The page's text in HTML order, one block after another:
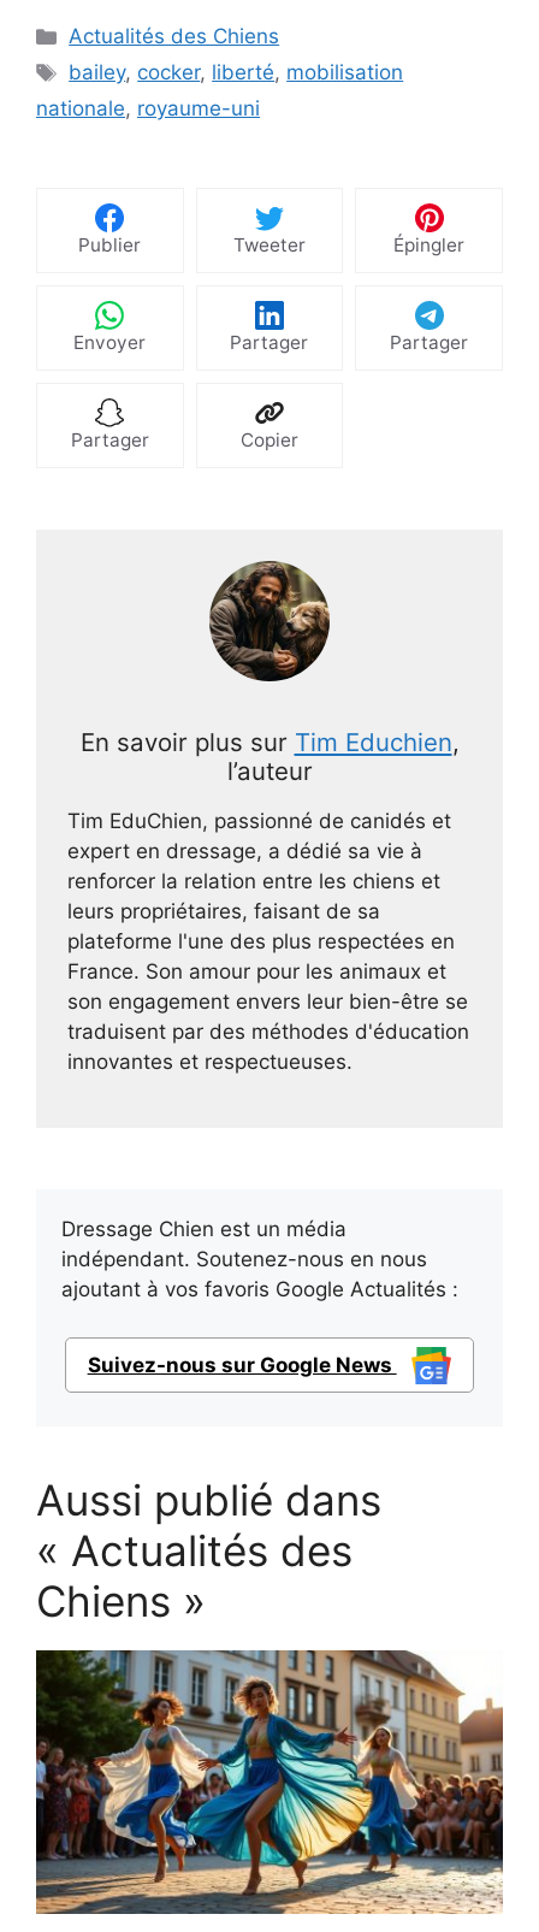
Catégories
Actualités des Chiens
Étiquettes
bailey, cocker, liberté, mobilisation
nationale, royaume-uni
Publier Tweeter Épingler
Envoyer Partager Partager
Partager Copier
En savoir plus sur Tim Educhien,
l’auteur
Tim EduChien, passionné de canidés et
expert en dressage, a dédié sa vie à
renforcer la relation entre les chiens et
leurs propriétaires, faisant de sa
plateforme l'une des plus respectées en
France. Son amour pour les animaux et
son engagement envers leur bien-être se
traduisent par des méthodes d'éducation
innovantes et respectueuses.
Dressage Chien est un média
indépendant. Soutenez-nous en nous
ajoutant à vos favoris Google Actualités :
Suivez-nous sur Google News
Aussi publié dans
« Actualités des
Chiens »